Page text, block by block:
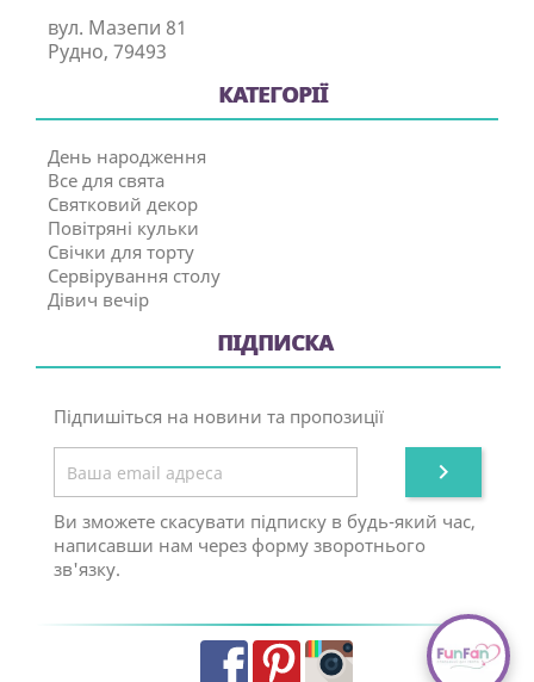
вул. Мазепи 81
Рудно, 79493
КАТЕГОРІЇ
День народження
Все для свята
Святковий декор
Повітряні кульки
Свічки для торту
Сервірування столу
Дівич вечір
ПІДПИСКА
Підпишіться на новини та пропозиції

Ви зможете скасувати підписку в будь-який час,
написавши нам через форму зворотнього
зв'язку.
FacebookPinterestInstagram